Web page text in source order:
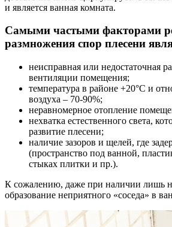
и является ванная комната.
Самыми частыми факторами
размножения спор плесени
неисправная или недостаточная
вентиляции помещения;
температура в районе +20°С и
воздуха – 70-90%;
неравномерное отопление
нехватка естественного света,
развитие плесени;
наличие зазоров и щелей, где
(пространство под ванной,
стыках плитки и пр.).
К сожалению, даже при наличии лишь
образование неприятного «соседа» в